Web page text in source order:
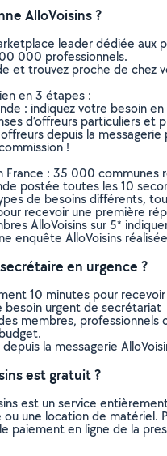
AlloVoisins ?
leader dédiée
000 professionnels.
et trouvez proche de chez
en 3 étapes :
: indiquez votre besoin
d’offreurs particuliers et
depuis la
!
France : 35 000 communes
postée toutes les 10
de besoins différents,
recevoir une première
AlloVoisins sur 5*
enquête AlloVoisins
en urgence ?
10 minutes pour
besoin urgent de secrétariat
membres,
la messagerie
est gratuit ?
est un service
une location de matériel.
paiement en ligne de la